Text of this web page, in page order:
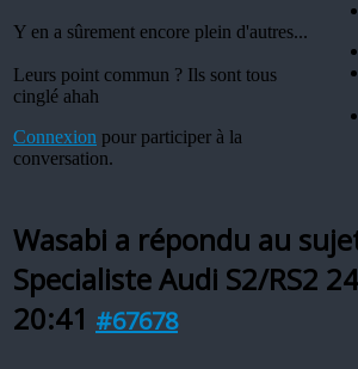
Y en a sûrement encore plein d'autres...
Leurs point commun ? Ils sont tous
cinglé ahah
Connexion pour participer à la
conversation.
Wasabi a répondu au
Specialiste Audi S2/RS2
20:41 #67678